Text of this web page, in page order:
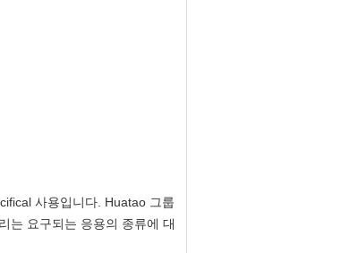
사용입니다. Huatao 그룹
는 요구되는 응용의 종류에 대